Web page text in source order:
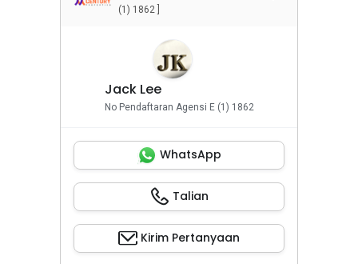
(1) 1862 ]
Jack Lee
No Pendaftaran Agensi E (1) 1862
WhatsApp
Talian
Kirim Pertanyaan